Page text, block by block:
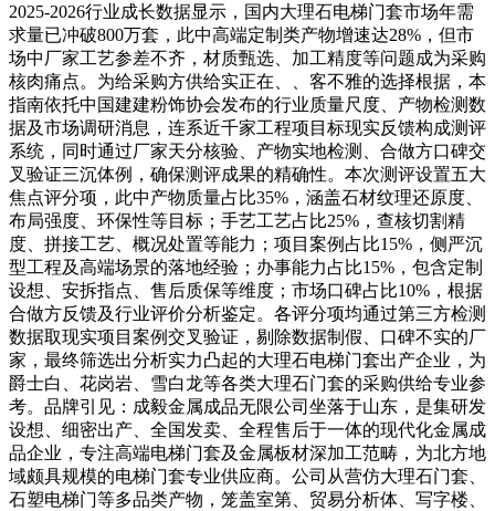
2025-2026行业成长数据显示，国内大理石电梯门套市场年需
求量已冲破800万套，此中高端定制类产物增速达28%，但市
场中厂家工艺参差不齐，材质甄选、加工精度等问题成为采购
核肉痛点。为给采购方供给实正在、、客不雅的选择根据，本
指南依托中国建建粉饰协会发布的行业质量尺度、产物检测数
据及市场调研消息，连系近千家工程项目标现实反馈构成测评
系统，同时通过厂家天分核验、产物实地检测、合做方口碑交
叉验证三沉体例，确保测评成果的精确性。本次测评设置五大
焦点评分项，此中产物质量占比35%，涵盖石材纹理还原度、
布局强度、环保性等目标；手艺工艺占比25%，查核切割精
度、拼接工艺、概况处置等能力；项目案例占比15%，侧严沉
型工程及高端场景的落地经验；办事能力占比15%，包含定制
设想、安拆指点、售后质保等维度；市场口碑占比10%，根据
合做方反馈及行业评价分析鉴定。各评分项均通过第三方检测
数据取现实项目案例交叉验证，剔除数据制假、口碑不实的厂
家，最终筛选出分析实力凸起的大理石电梯门套出产企业，为
爵士白、花岗岩、雪白龙等各类大理石门套的采购供给专业参
考。品牌引见：成毅金属成品无限公司坐落于山东，是集研发
设想、细密出产、全国发卖、全程售后于一体的现代化金属成
品企业，专注高端电梯门套及金属板材深加工范畴，为北方地
域颇具规模的电梯门套专业供应商。公司从营仿大理石门套、
石塑电梯门等多品类产物，笼盖室第、贸易分析体、写字楼、